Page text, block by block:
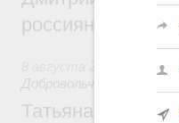
россиян с Днём
Добровольчество и
Татьяна